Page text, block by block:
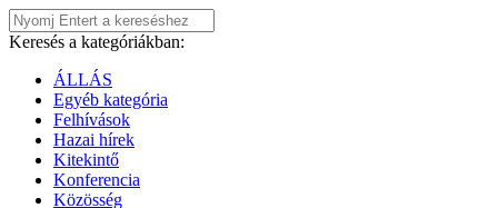
Keresés a kategóriákban:
ÁLLÁS
Egyéb kategória
Felhívások
Hazai hírek
Kitekintő
Konferencia
Közösség